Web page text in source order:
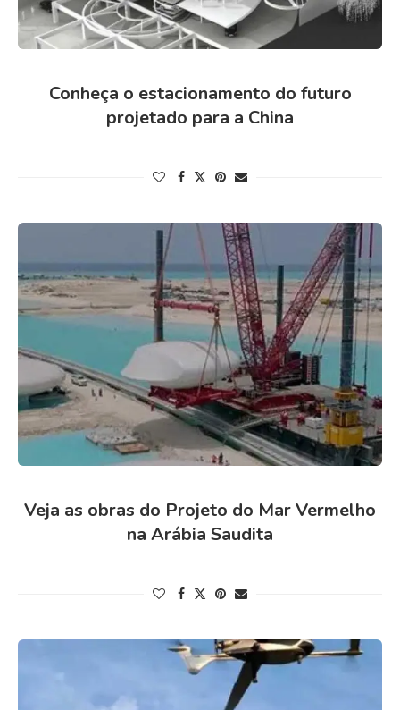
Conheça o estacionamento do futuro
projetado para a China
Veja as obras do Projeto do Mar Vermelho
na Arábia Saudita